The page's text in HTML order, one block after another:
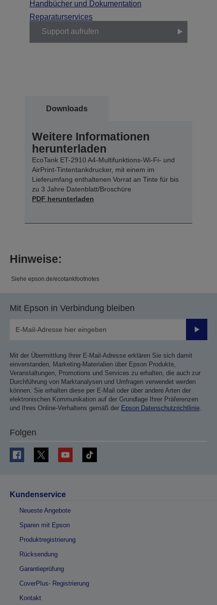
Handbücher und Dokumentation
Reparaturservices
Support aufrufen
Downloads
Weitere Informationen
herunterladen
EcoTank ET-2910 A4-Multifunktions-Wi-Fi- und
AirPrint-Tintentankdrucker, mit einem im
Lieferumfang enthaltenen Vorrat an Tinte für bis
zu 3 Jahre Datenblatt/Broschüre
PDF herunterladen
Hinweise:
Siehe epson.de/ecotankfootnotes
Mit Epson in Verbindung bleiben
Mit der Übermittlung Ihrer E-Mail-Adresse erklären Sie sich damit
einverstanden, Marketing-Materialien über Epson Produkte,
Veranstaltungen, Promotions und Services zu erhalten, die auch zur
Durchführung von Marktanalysen und Umfragen verwendet werden
können. Sie erhalten diese per E-Mail oder über andere Arten der
elektronischen Kommunikation auf der Grundlage Ihrer Präferenzen
und Ihres Online-Verhaltens gemäß der Epson Datenschutzrichtlinie
Folgen
Kundenservice
Neueste Angebote
Sparen mit Epson
Produktregistrierung
Rücksendung
Garantieprüfung
CoverPlus- Registrierung
Kontakt